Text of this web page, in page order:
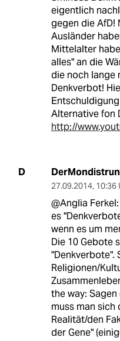
eigentlich
gegen die AfD!
Ausländer
Mittelalter
alles" an die
die noch lange
Denkverbot!
Alternative fon
http://
D
27.09.2014, 10:36
@Anglia
es
wenn es um
Die 10 Gebote
"Denkverbote".
Religionen/
the way:
muss man sich
Realität/den
der Gene"